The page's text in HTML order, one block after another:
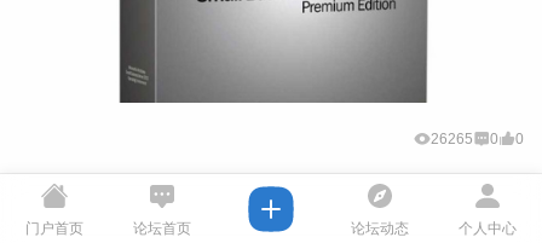
26265 0 0
门户首页 论坛首页 论坛动态 个人中心